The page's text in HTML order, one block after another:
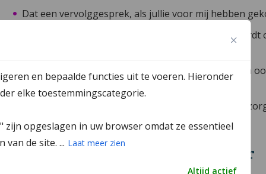
en bepaalde functies uit te voeren. Hieronder
elke toestemmingscategorie.
opgeslagen in uw browser omdat ze essentieel
de site. ... Laat meer zien
Altijd actief
Dat een vervolggesprek, als jullie voor mij hebben
Er een duidelijk convenant en ouderschapsplan
Dat er naast de eventuele alimentatieberekeningen
scheiding komt.
Dat nadat de scheiding formeel is afgerond ook
herberekeningen in de toekomst.
Ik kom bij jullie langs in Alkmaar